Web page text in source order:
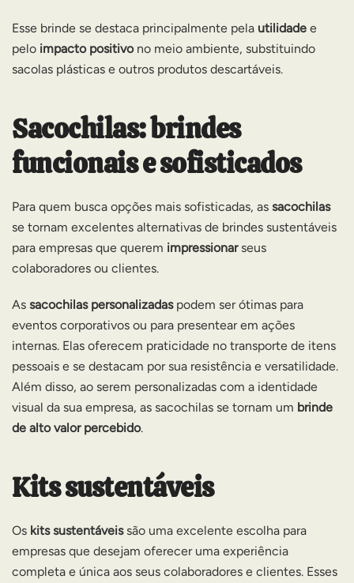
Esse brinde se destaca principalmente pela utilidade e
pelo impacto positivono meio ambiente, substituindo
sacolas plásticas e outros produtos descartáveis.
Sacochilas: brindes
funcionais e sofisticados
Para quem busca opções mais sofisticadas, as sacochilas
se tornam excelentes alternativas de brindes sustentáveis
para empresas que querem impressionarseus
colaboradores ou clientes.
As sacochilas personalizadaspodem ser ótimas para
eventos corporativos ou para presentear em ações
internas. Elas oferecem praticidade no transporte de itens
pessoais e se destacam por sua resistência e versatilidade.
Além disso, ao serem personalizadas com a identidade
visual da sua empresa, as sacochilas se tornam um brinde
de alto valor percebido.
Kits sustentáveis
Os kits sustentáveissão uma excelente escolha para
empresas que desejam oferecer uma experiência
completa e única aos seus colaboradores e clientes. Esses